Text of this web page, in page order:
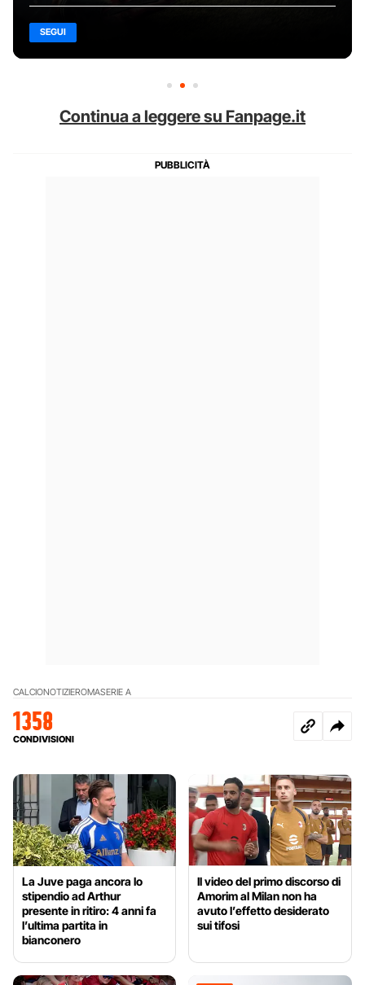
SEGUI
Continua a leggere su Fanpage.it
CALCIONOTIZIEROMASERIE A
1358
CONDIVISIONI
La Juve paga ancora lo
stipendio ad Arthur
presente in ritiro: 4 anni fa
l’ultima partita in
bianconero
Il video del primo discorso di
Amorim al Milan non ha
avuto l’effetto desiderato
sui tifosi